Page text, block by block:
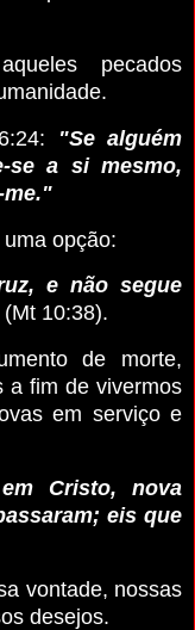
pecados
"Se alguém
se a si mesmo,
me."
opção:
e não segue
(Mt 10:38).
de morte,
a fim de vivermos
em serviço e
Cristo, nova
eis que
vontade, nossas
desejos.